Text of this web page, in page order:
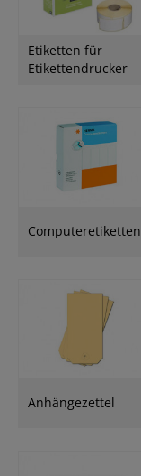
Etiketten für
Etikettendrucker
Computeretiketten
Anhängezettel